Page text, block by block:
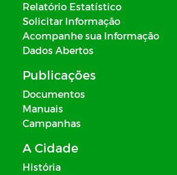
Relatório Estatístico
Solicitar Informação
Acompanhe sua Informação
Dados Abertos
Publicações
Documentos
Manuais
Campanhas
A Cidade
História